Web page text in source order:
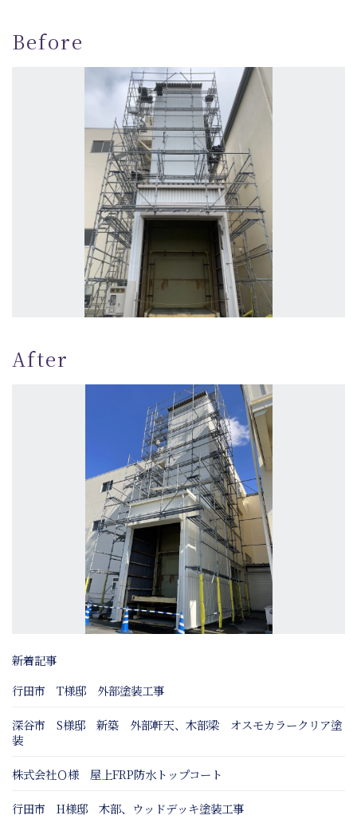
Before
After
新着記事
行田市 T様邸 外部塗装工事
深谷市 S様邸 新築 外部軒天、木部梁 オスモカラークリア塗
装
株式会社Ｏ様 屋上FRP防水トップコート
行田市 H様邸 木部、ウッドデッキ塗装工事